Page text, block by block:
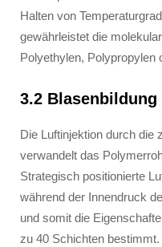
Halten von
gewährleistet die
Polyethylen, Polypropylen
3.2
Die Luftinjektion durch die
verwandelt das
Strategisch positionierte
während der Innendruck
und somit die
zu 40 Schichten bestimmt.